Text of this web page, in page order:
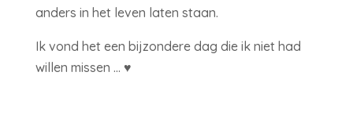
anders in het leven laten staan.
Ik vond het een bijzondere dag die ik niet had
willen missen … ♥